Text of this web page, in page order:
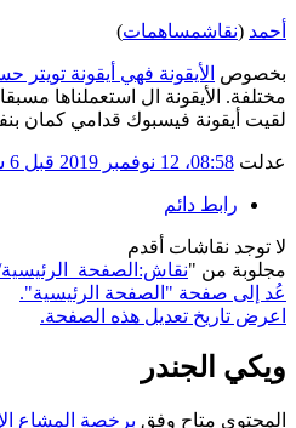
أحمد (نقاشمساهمات)
بخصوص الأيقونة فهي أيقونة
مختلفة. الأيقونة ال استعملناها
لقيت أيقونة فيسبوك قدامي كمان
عدلت 08:58، 12 نوفمبر 2019 قبل 6 سنوات
رابط دائم
لا توجد نقاشات أقدم
مجلوبة من "https://genderiyya.xyz/wiki/نقاش:الصفحة_الرئيسية
عُد إلى صفحة "الصفحة الرئيسية".
اعرض تاريخ تعديل هذه الصفحة.
ويكي الجندر
المحتوى متاح وفق برخصة المشاع